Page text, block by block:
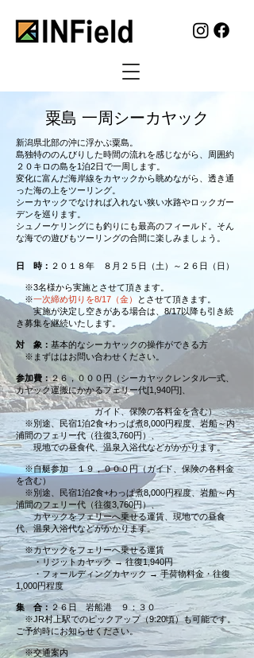
粟島 一周シーカヤック
新潟県北部の沖に浮かぶ粟島。
島独特ののんびりした時間の流れを感じながら、周囲約
２０キロの島を1泊2日で一周します。
変化に富んだ海岸線をカヤックから眺めながら、透き通
った海の上をツーリング。
シーカヤックでなければ入れない狭い水路やロックガー
デンを巡ります。
シュノーケリングにも釣りにも最高のフィールド。そん
な海での遊びもツーリングの合間に楽しみましょう。
日 時： ２０１８年 ８月２５日（土）～２６日（日）
※3名様から実施とさせて頂きます。
※一次締め切りを8/17（金）
とさせて頂きます。
実施が決定し空きがある場合は、8/17以降も引き続
き募集を継続いたします。
対 象： 基本的なシーカヤックの操作ができる方
※まずははお問い合わせください。
参加費：２６，０００円（シーカヤックレンタル一式、
カヤック運搬にかかるフェリー代[1,940円]、
ガイド、保険の各料金を含む）
※別途、民宿1泊2食+わっぱ煮8,000円程度、岩船～内
浦間のフェリー代（往復3,760円）、
現地での昼食代、温泉入浴代などがかかります。
※自艇参加 １９，０００円（ガイド、保険の各料金
を含む）
※別途、民宿1泊2食+わっぱ煮8,000円程度、岩船～内
浦間のフェリー代（往復3,760円）、
カヤックをフェリーへ乗せる運賃、現地での昼食
代、温泉入浴代などがかかります。
※カヤックをフェリーへ乗せる運賃
・リジットカヤック → 往復1,940円
・フォールディングカヤック → 手荷物料金・往復
1,000円程度
集 合： ２６日
岩船港 ９：３０
※JR村上駅でのピックアップ（9:20頃）も可能です。
ご予約時にお知らせください。
※交通案内